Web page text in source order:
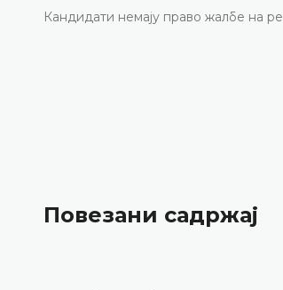
Кандидати немају право жалбе на
Повезани садржај